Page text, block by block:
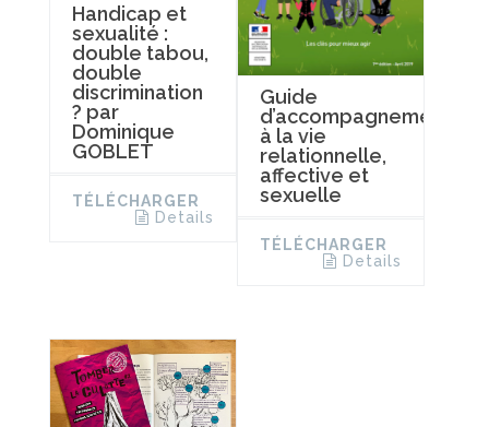
Handicap et
sexualité :
double tabou,
double
discrimination
? par
Dominique
GOBLET
TÉLÉCHARGER
Details
Guide
d’accompagnement
à la vie
relationnelle,
affective et
sexuelle
TÉLÉCHARGER
Details